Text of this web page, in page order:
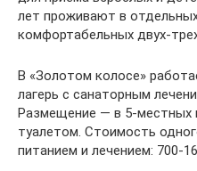
лет проживают в
комфортабельных двух-
В «Золотом колосе»
лагерь с санаторным
Размещение — в 5-
туалетом. Стоимость
питанием и лечением: 700-